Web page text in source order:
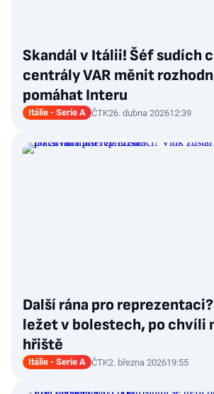
Skandál v Itálii! Šéf sudích
centrály VAR měnit
pomáhat Interu
Itálie - Serie A ČTK26. dubna 202612:39
Další rána pro
ležet v bolestech, po chvíli
hřiště
Itálie - Serie A ČTK2. března 202619:55